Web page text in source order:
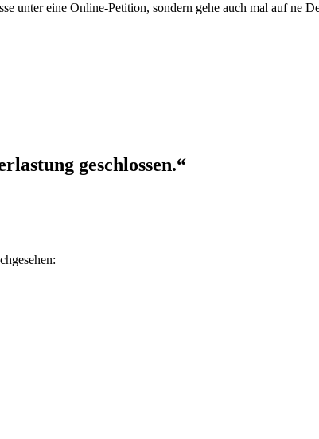
unter eine Online-Petition, sondern gehe auch mal auf ne
geschlossen.“